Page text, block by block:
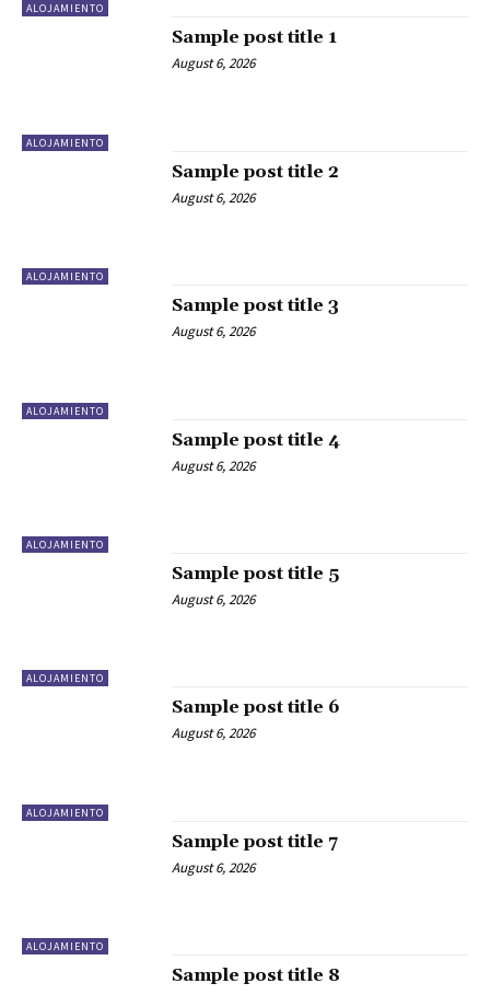
ALOJAMIENTO
ALOJAMIENTO
Sample post title 1
August 6, 2026
ALOJAMIENTO
Sample post title 2
August 6, 2026
ALOJAMIENTO
Sample post title 3
August 6, 2026
ALOJAMIENTO
Sample post title 4
August 6, 2026
ALOJAMIENTO
Sample post title 5
August 6, 2026
ALOJAMIENTO
Sample post title 6
August 6, 2026
ALOJAMIENTO
Sample post title 7
August 6, 2026
Sample post title 8